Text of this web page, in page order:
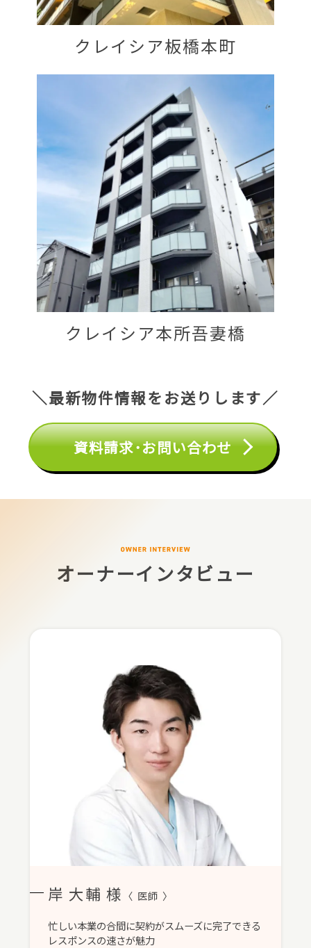
クレイシア板橋本町
クレイシア本所吾妻橋
＼最新物件情報をお送りします／
資料請求･お問い合わせ
オーナーインタビュー
岸 大輔 様 〈 医師 〉
忙しい本業の合間に契約がスムーズに完了できる
レスポンスの速さが魅力